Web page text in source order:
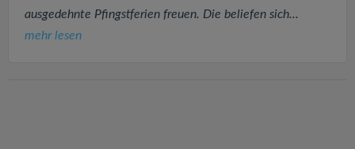
ausgedehnte Pfingstferien freuen. Die beliefen sich...
mehr lesen